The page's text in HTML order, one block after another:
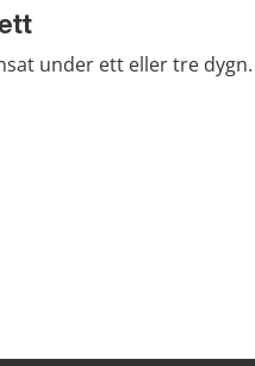
under ett eller tre